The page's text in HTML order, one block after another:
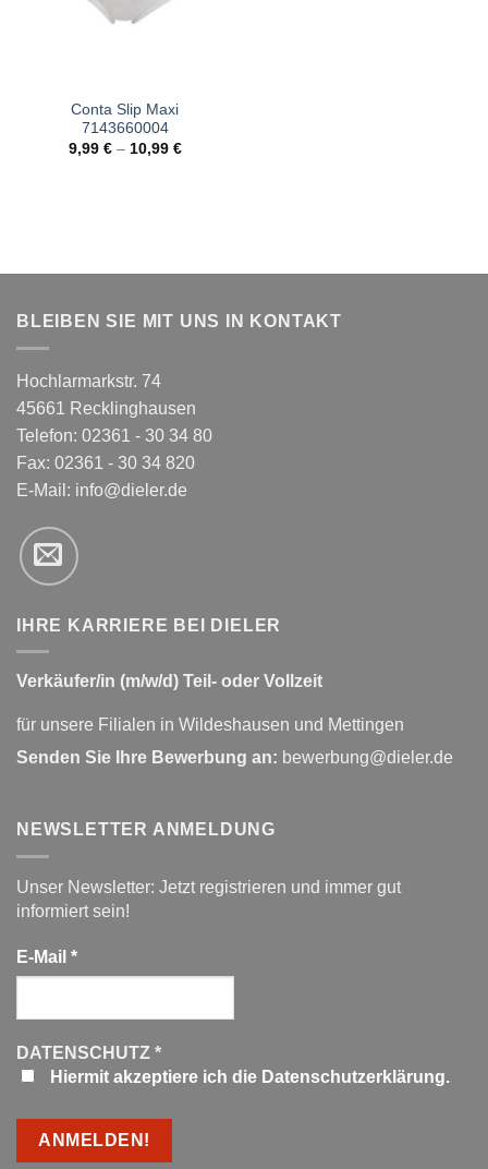
Conta Slip Maxi
7143660004
9,99 €– 10,99 €
BLEIBEN SIE MIT UNS IN KONTAKT
Hochlarmarkstr. 74
45661 Recklinghausen
Telefon: 02361 - 30 34 80
Fax: 02361 - 30 34 820
E-Mail: info@dieler.de
IHRE KARRIERE BEI DIELER
Verkäufer/in (m/w/d) Teil- oder Vollzeit
für unsere Filialen in Wildeshausen und Mettingen
Senden Sie Ihre Bewerbung an: bewerbung@dieler.de
NEWSLETTER ANMELDUNG
Unser Newsletter: Jetzt registrieren und immer gut
informiert sein!
E-Mail *
DATENSCHUTZ *
Hiermit akzeptiere ich die Datenschutzerklärung.